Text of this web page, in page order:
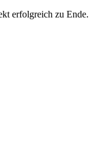
erfolgreich zu Ende.